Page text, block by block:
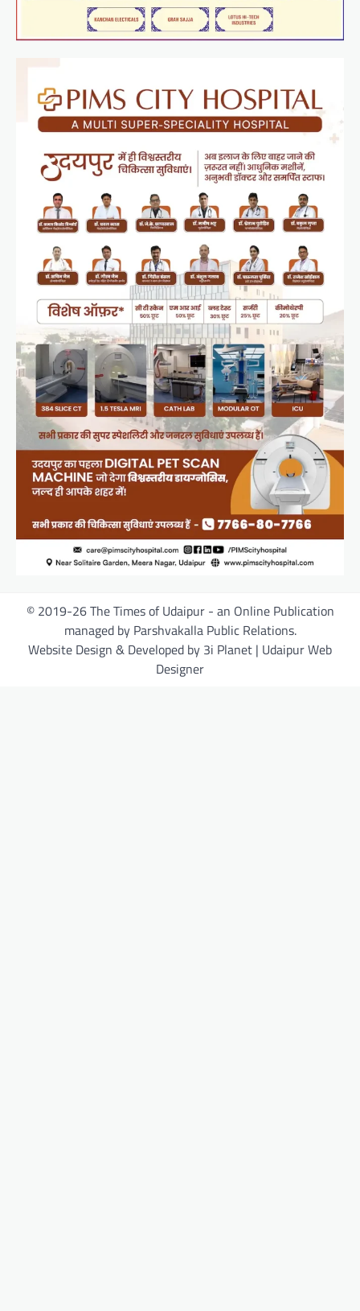
© 2019-26 The Times of Udaipur - an Online Publication
managed by Parshvakalla Public Relations.
Website Design & Developed by 3i Planet | Udaipur Web
Designer